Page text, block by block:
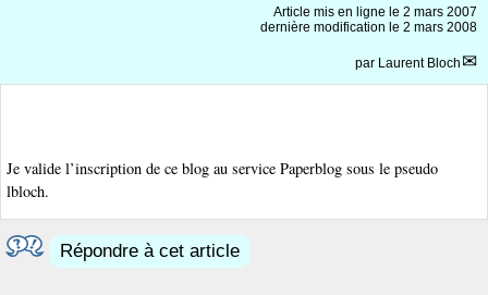
Article mis en ligne le 2 mars 2007
dernière modification le 2 mars 2008
par Laurent Bloch
Je valide l’inscription de ce blog au service Paperblog sous le pseudo
lbloch.
Répondre à cet article